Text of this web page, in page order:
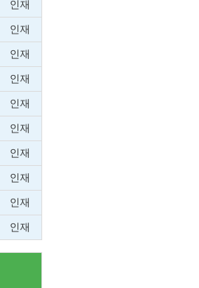
인재
인재
인재
인재
인재
인재
인재
인재
인재
인재